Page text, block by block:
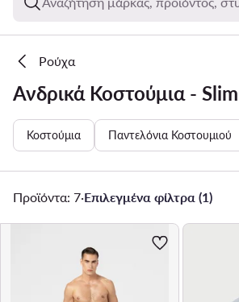
Ρούχα
Ανδρικά Κοστούμια -
Κοστούμια Παντελόνια Κοστουμιού
Προϊόντα: 7·Επιλεγμένα φίλτρα (1)